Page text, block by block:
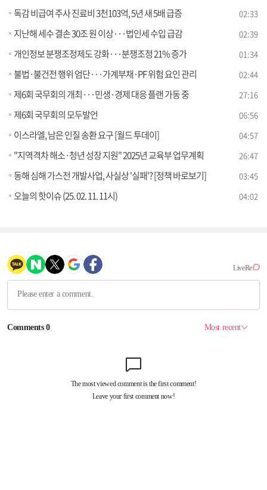
독감 비급여 주사 진료비 3천103억, 5년 새 5배 급증 02:33
지난해 세수 결손 30조 원 이상···법인세 수입 급감 02:39
개인정보 분쟁조정제도 강화···분쟁조정 21% 증가 01:34
불법·불건전 행위 엄단···가계부채·PF 위험 요인 관리 02:44
제6회 국무회의 개최···민생·경제 대응 플랜 가동 중 27:16
제6회 국무회의 모두발언 06:56
이스라엘, 남은 인질 송환 요구 [월드 투데이] 04:57
"지역격차 해소·청년 성장 지원" 2025년 교육부 업무계획 26:47
동해 심해 가스전 개발사업, 사실상 '실패'? [정책 바로보기] 03:45
오늘의 핫이슈 (25. 02. 11. 11시) 04:02